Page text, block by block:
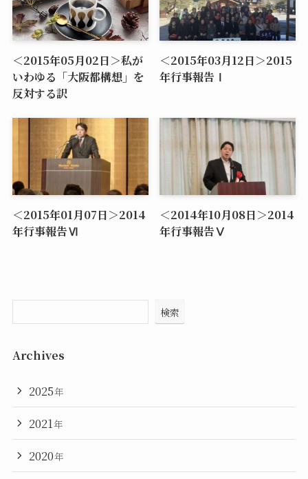
＜2015年05月02日＞私が
いわゆる「大阪都構想」を
反対する訳
＜2015年03月12日＞2015
年行事報告Ⅰ
＜2015年01月07日＞2014
年行事報告Ⅵ
＜2014年10月08日＞2014
年行事報告Ⅴ
検索
Archives
2025年
2021年
2020年